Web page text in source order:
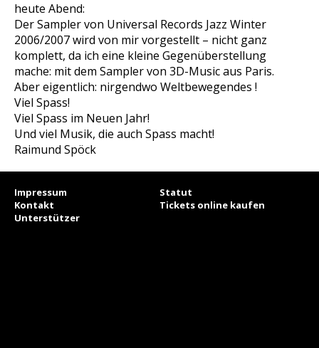
heute Abend:
Der Sampler von Universal Records Jazz Winter
2006/2007 wird von mir vorgestellt – nicht ganz
komplett, da ich eine kleine Gegenüberstellung
mache: mit dem Sampler von 3D-Music aus Paris.
Aber eigentlich: nirgendwo Weltbewegendes !
Viel Spass!
Viel Spass im Neuen Jahr!
Und viel Musik, die auch Spass macht!
Raimund Spöck
Impressum
Statut
Kontakt
Tickets online kaufen
Unterstützer